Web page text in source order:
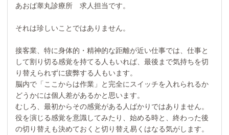
あおば睾丸診療所 求人担当です。
それは珍しいことではありません。
接客業、特に身体的・精神的な距離が近い仕事では、仕事と
して割り切る感覚を持てる人もいれば、最後まで気持ちを切
り替えられずに疲弊する人もいます。
脳内で「ここからは作業」と完全にスイッチを入れられるか
どうかには個人差があるかと思います。
むしろ、最初からその感覚がある人ばかりではありません。
役を演じる感覚を意識してみたり、始める時と、終わった後
の切り替えも決めておくと切り替え易くはなる気がします。